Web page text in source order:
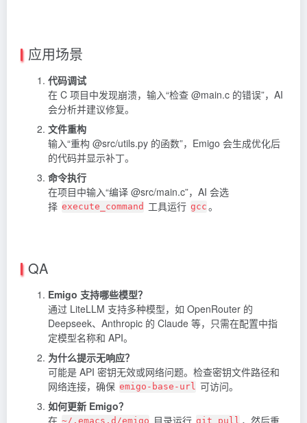
应用场景
代码调试
在 C 项目中发现崩溃，输入“检查 @main.c 的错误”，AI
会分析并建议修复。
文件重构
输入“重构 @src/utils.py 的函数”，Emigo 会生成优化后
的代码并显示补丁。
命令执行
在项目中输入“编译 @src/main.c”，AI 会选
择 execute_command 工具运行 gcc 。
QA
Emigo 支持哪些模型？
通过 LiteLLM 支持多种模型，如 OpenRouter 的
Deepseek、Anthropic 的 Claude 等，只需在配置中指
定模型名称和 API。
为什么提示无响应？
可能是 API 密钥无效或网络问题。检查密钥文件路径和
网络连接，确保 emigo-base-url 可访问。
如何更新 Emigo？